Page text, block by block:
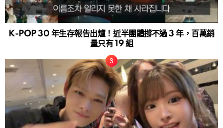
K-POP 30 年生存報告出爐！近半團體撐不過 3 年，百萬銷
量只有 19 組